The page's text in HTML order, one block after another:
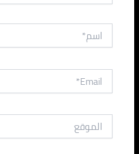
اسم*
Email*
الموقع